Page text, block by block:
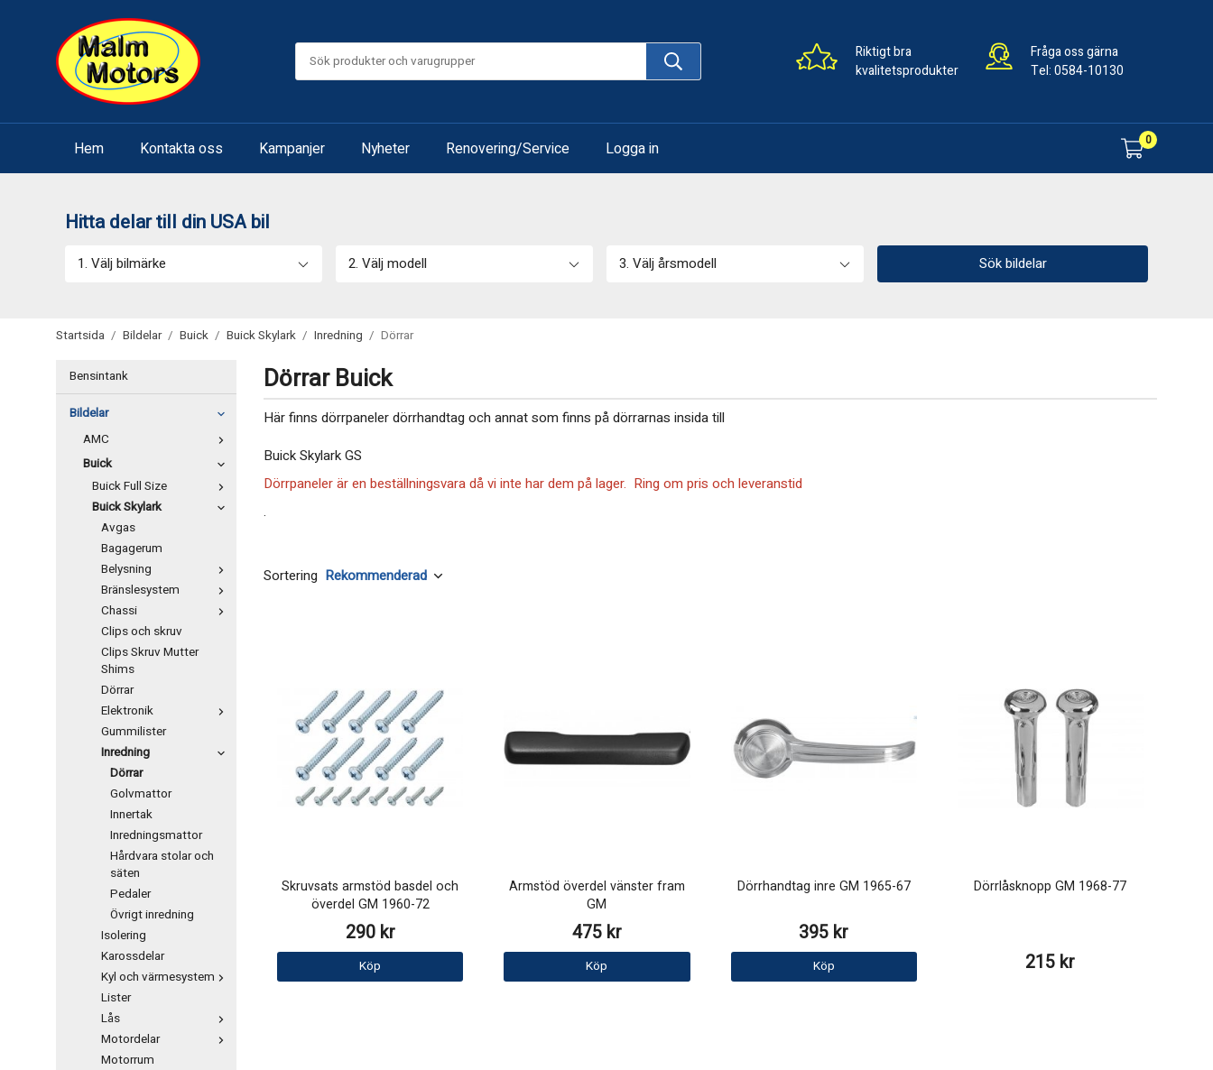
Riktigt bra
kvalitetsprodukter
Fråga oss gärna
Tel:0584-10130
Hem Kontakta oss Kampanjer Nyheter Renovering/Service Logga in 0
Hitta delar till din USA bil
1. Välj bilmärke 2. Välj modell 3. Välj årsmodell Sök bildelar
Startsida / Bildelar / Buick / Buick Skylark / Inredning / Dörrar
Bensintank
Bildelar
AMC
Buick
Buick Full Size
Buick Skylark
Avgas
Bagagerum
Belysning
Bränslesystem
Chassi
Clips och skruv
Clips Skruv Mutter
Shims
Dörrar
Elektronik
Gummilister
Inredning
Dörrar
Golvmattor
Innertak
Inredningsmattor
Hårdvara stolar och
säten
Pedaler
Övrigt inredning
Isolering
Karossdelar
Kyl och värmesystem
Lister
Lås
Motordelar
Motorrum
Dörrar Buick
Här finns dörrpaneler dörrhandtag och annat som finns på dörrarnas insida till
Buick Skylark GS
Dörrpaneler är en beställningsvara då vi inte har dem på lager. Ring om pris och leveranstid
.
Sortering
Skruvsats armstöd basdel och
överdel GM 1960-72
290 kr
Köp
Armstöd överdel vänster fram
GM
475 kr
Köp
Dörrhandtag inre GM 1965-67
395 kr
Köp
Dörrlåsknopp GM 1968-77
215 kr